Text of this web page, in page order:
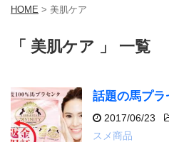
HOME > 美肌ケア
「 美肌ケア 」 一覧
話題の馬プラ
2017/06/23
スメ商品